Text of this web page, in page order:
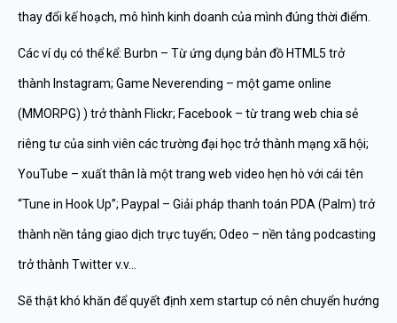
thay đổi kế hoạch, mô hình kinh doanh của mình đúng thời điểm.
Các ví dụ có thể kể: Burbn – Từ ứng dụng bản đồ HTML5 trở
thành Instagram; Game Neverending – một game online
(MMORPG) ) trở thành Flickr; Facebook – từ trang web chia sẻ
riêng tư của sinh viên các trường đại học trở thành mạng xã hội;
YouTube – xuất thân là một trang web video hẹn hò với cái tên
“Tune in Hook Up”; Paypal – Giải pháp thanh toán PDA (Palm) trở
thành nền tảng giao dịch trực tuyến; Odeo – nền tảng podcasting
trở thành Twitter v.v…
Sẽ thật khó khăn để quyết định xem startup có nên chuyển hướng